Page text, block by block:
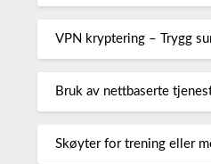
VPN kryptering – Trygg
Bruk av nettbaserte
Skøyter for trening eller